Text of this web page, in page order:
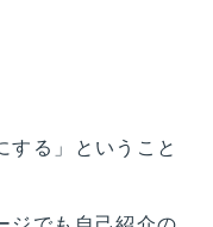
する」ということ